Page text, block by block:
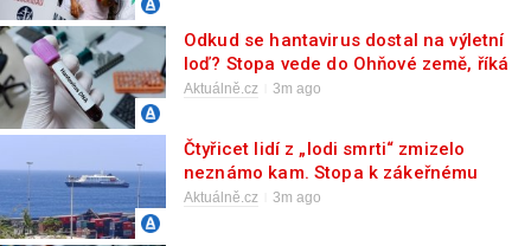
Odkud se hantavirus dostal na výletní
loď? Stopa vede do Ohňové země, říká
virolog
Aktuálně.cz 3m ago
Čtyřicet lidí z „lodi smrti“ zmizelo
neznámo kam. Stopa k zákeřnému
hantaviru se rýsuje
Aktuálně.cz 3m ago